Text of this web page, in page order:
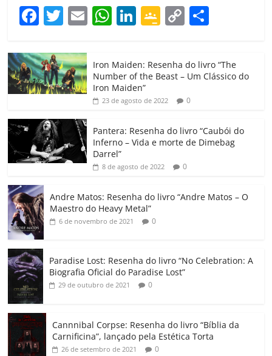
F
c
e
b
o
o
k
T
itt
er
E W
at
s
A
p
Li
e
dI
G
gl
e
Cl
a
ss
ro
o
C
p
y
Li
k
m
p
h
ar
Iron Maiden: Resenha do livro “The
Number of the Beast – Um Clássico do
Iron Maiden”
23 de agosto de 2022 0
Pantera: Resenha do livro “Caubói do
Inferno – Vida e morte de Dimebag
Darrel”
8 de agosto de 2022 0
Andre Matos: Resenha do livro “Andre Matos – O
Maestro do Heavy Metal”
6 de novembro de 2021 0
Paradise Lost: Resenha do livro “No Celebration: A
Biografia Oficial do Paradise Lost”
29 de outubro de 2021 0
Cannnibal Corpse: Resenha do livro “Bíblia da
Carnificina”, lançado pela Estética Torta
26 de setembro de 2021 0